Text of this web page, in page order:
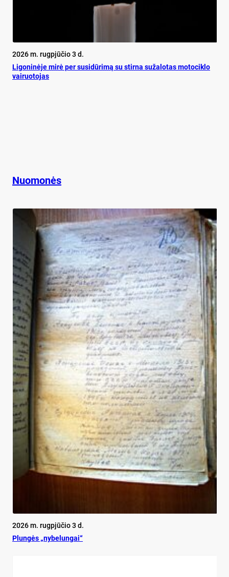
2026 m. rugpjūčio 3 d.
Ligoninėje mirė per susidūrimą su stirna sužalotas motociklo
vairuotojas
Nuomonės
2026 m. rugpjūčio 3 d.
Plun­gės „ny­be­lun­gai“